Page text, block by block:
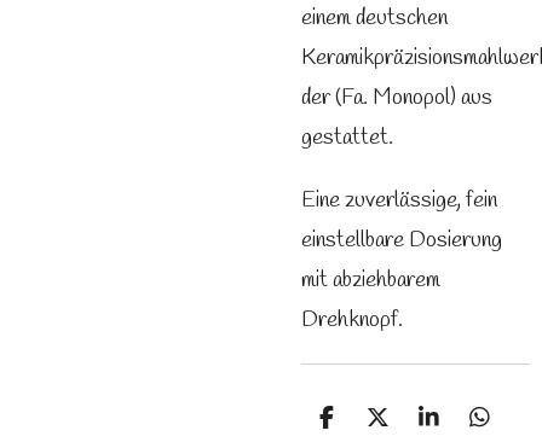
einem deutschen
der (Fa. Monopol) aus
gestattet.
Eine zuverlässige, fein
einstellbare Dosierung
mit abziehbarem
Drehknopf.
T
T
T
T